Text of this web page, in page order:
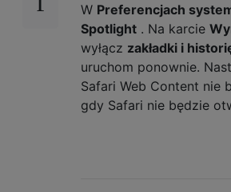
W Preferencjach
Spotlight . Na karcie
wyłącz zakładki i
uruchom ponownie.
Safari Web Content nie
gdy Safari nie będzie